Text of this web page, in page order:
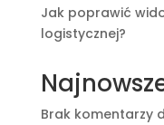
Jak poprawić
logistycznej?
Brak komentarzy